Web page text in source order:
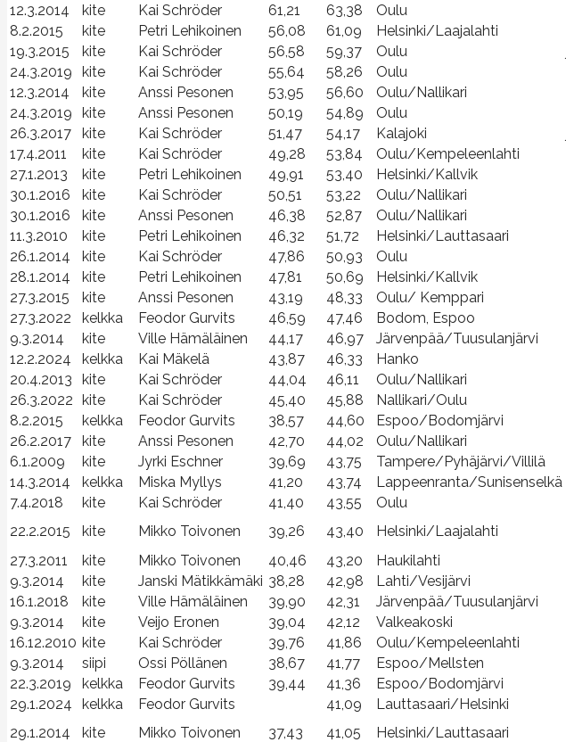
12.3.2014
kite Kai Schröder 61,21 63,38 Oulu
8.2.2015
kite Petri Lehikoinen 56,08 61,09 Helsinki/Laajalahti
19.3.2015
kite Kai Schröder 56,58 59,37 Oulu
24.3.2019
kite Kai Schröder 55,64 58,26 Oulu
12.3.2014
kite Anssi Pesonen 53,95 56,60 Oulu/Nallikari
24.3.2019
kite Anssi Pesonen 50,19 54,89 Oulu
26.3.2017
kite Kai Schröder 51,47 54,17 Kalajoki
17.4.2011
kite Kai Schröder 49,28 53,84 Oulu/Kempeleenlahti
27.1.2013
kite Petri Lehikoinen 49,91 53,40 Helsinki/Kallvik
30.1.2016
kite Kai Schröder 50,51 53,22 Oulu/Nallikari
30.1.2016
kite Anssi Pesonen 46,38 52,87 Oulu/Nallikari
11.3.2010
kite Petri Lehikoinen 46,32 51,72 Helsinki/Lauttasaari
26.1.2014
kite Kai Schröder 47,86 50,93 Oulu
28.1.2014
kite Petri Lehikoinen 47,81 50,69 Helsinki/Kallvik
27.3.2015
kite Anssi Pesonen 43,19 48,33 Oulu/ Kemppari
27.3.2022
kelkka Feodor Gurvits 46,59 47,46 Bodom, Espoo
9.3.2014
kite Ville Hämäläinen 44,17 46,97 Järvenpää/Tuusulanjärvi
12.2.2024
kelkka Kai Mäkelä 43,87 46,33 Hanko
20.4.2013
kite Kai Schröder 44,04 46,11 Oulu/Nallikari
26.3.2022 kite Kai Schröder 45,40 45,88 Nallikari/Oulu
8.2.2015
kelkka Feodor Gurvits 38,57 44,60 Espoo/Bodomjärvi
26.2.2017
kite Anssi Pesonen 42,70 44,02 Oulu/Nallikari
6.1.2009
kite Jyrki Eschner 39,69 43,75 Tampere/Pyhäjärvi/Villilä
14.3.2014
kelkka Miska Myllys 41,20 43,74 Lappeenranta/Sunisenselkä
7.4.2018
kite Kai Schröder 41,40 43,55 Oulu
22.2.2015
kite Mikko Toivonen 39,26 43,40 Helsinki/Laajalahti
27.3.2011
kite Mikko Toivonen 40,46 43,20 Haukilahti
9.3.2014
kite Janski Mätikkämäki 38,28 42,98 Lahti/Vesijärvi
16.1.2018
kite Ville Hämäläinen 39,90 42,31 Järvenpää/Tuusulanjärvi
9.3.2014
kite Veijo Eronen 39,04 42,12 Valkeakoski
16.12.2010 kite Kai Schröder 39,76 41,86 Oulu/Kempeleenlahti
9.3.2014
siipi Ossi Pöllänen 38,67 41,77 Espoo/Mellsten
22.3.2019
kelkka Feodor Gurvits 39,44 41,36 Espoo/Bodomjärvi
29.1.2024
kelkka Feodor Gurvits 41,09 Lauttasaari/Helsinki
29.1.2014
kite Mikko Toivonen 37,43 41,05 Helsinki/Lauttasaari